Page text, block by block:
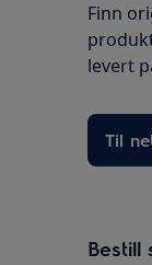
Finn
levert
Til
Bestill